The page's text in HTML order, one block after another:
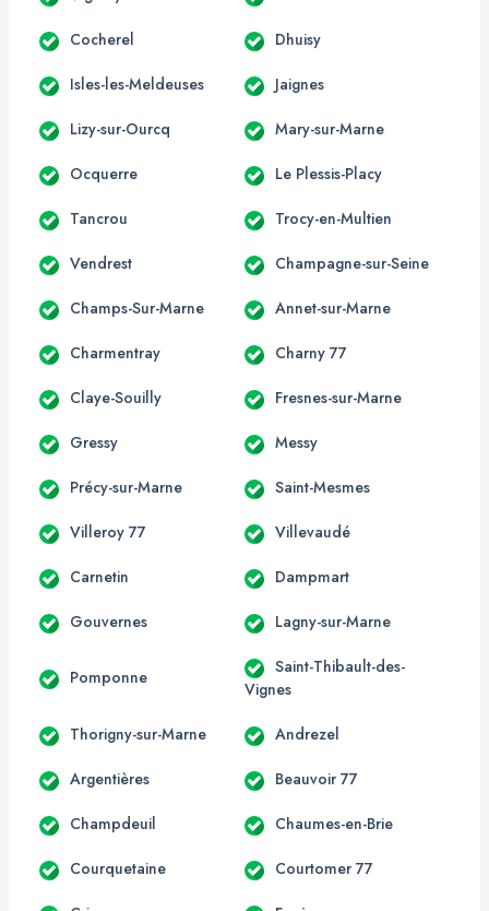
Cocherel Dhuisy
Isles-les-Meldeuses Jaignes
Lizy-sur-Ourcq Mary-sur-Marne
Ocquerre Le Plessis-Placy
Tancrou Trocy-en-Multien
Vendrest Champagne-sur-Seine
Champs-Sur-Marne Annet-sur-Marne
Charmentray Charny 77
Claye-Souilly Fresnes-sur-Marne
Gressy Messy
Précy-sur-Marne Saint-Mesmes
Villeroy 77 Villevaudé
Carnetin Dampmart
Gouvernes Lagny-sur-Marne
Pomponne
Saint-Thibault-des-
Vignes
Thorigny-sur-Marne Andrezel
Argentières Beauvoir 77
Champdeuil Chaumes-en-Brie
Courquetaine Courtomer 77